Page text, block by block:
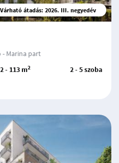
Várható átadás: 2026. III. negyedév
- Marina part
- 113 m2 2 - 5 szoba